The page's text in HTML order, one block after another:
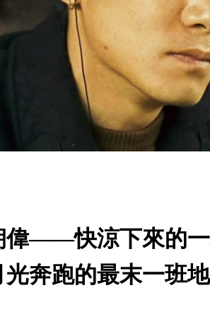
偉——快涼下來的
奔跑的最末一班